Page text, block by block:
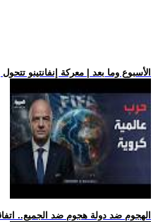
.. الأسبوع وما بعد | معركة إنفانتينو
.. الهجوم ضد دولة هجوم ضد الجميع..